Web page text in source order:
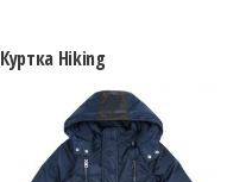
Куртка Hiking